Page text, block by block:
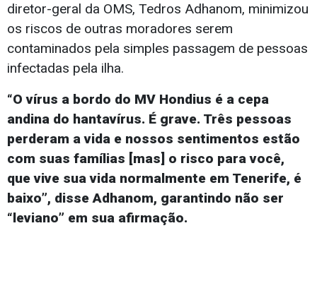
diretor-geral da OMS, Tedros Adhanom, minimizou
os riscos de outras moradores serem
contaminados pela simples passagem de pessoas
infectadas pela ilha.
“O vírus a bordo do MV Hondius é a cepa
andina do hantavírus. É grave. Três pessoas
perderam a vida e nossos sentimentos estão
com suas famílias [mas] o risco para você,
que vive sua vida normalmente em Tenerife, é
baixo”, disse Adhanom, garantindo não ser
“leviano” em sua afirmação.